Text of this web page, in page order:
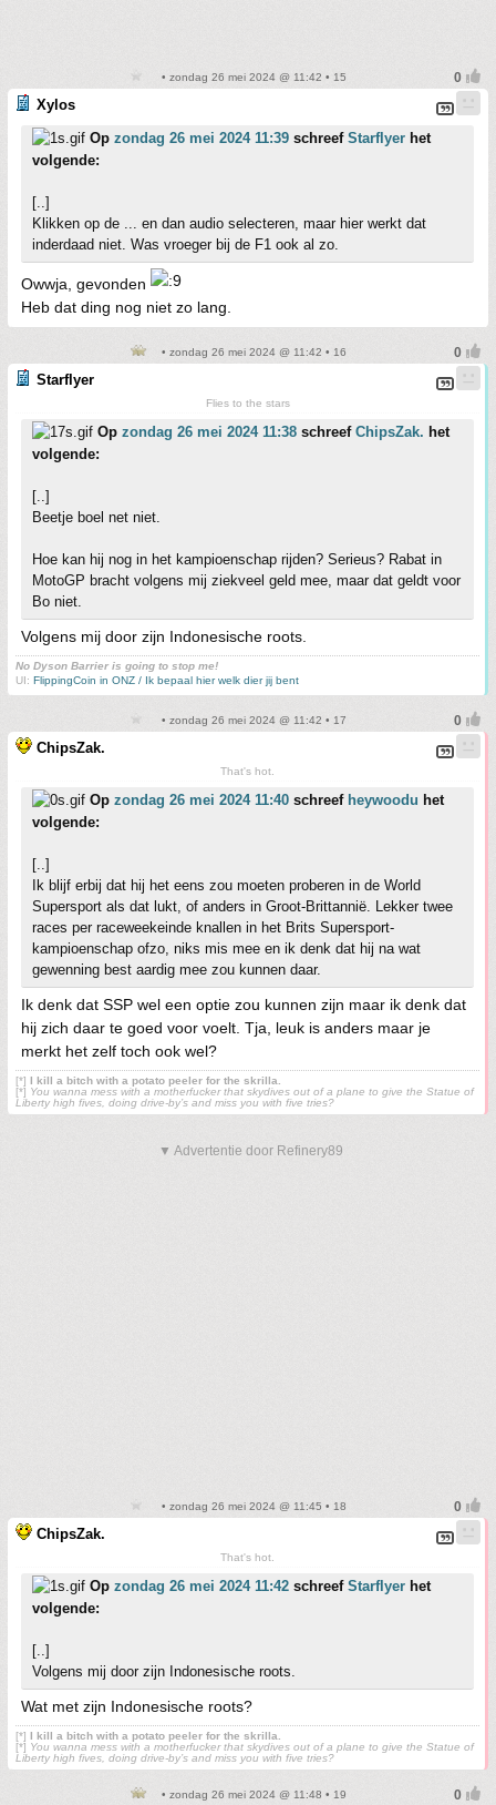
• zondag 26 mei 2024 @ 11:42 • 15
Xylos
Op zondag 26 mei 2024 11:39 schreef Starflyer het
volgende:
[..]
Klikken op de ... en dan audio selecteren, maar hier werkt dat
inderdaad niet. Was vroeger bij de F1 ook al zo.
Owwja, gevonden
Heb dat ding nog niet zo lang.
• zondag 26 mei 2024 @ 11:42 • 16
Starflyer
Flies to the stars
Op zondag 26 mei 2024 11:38 schreef ChipsZak. het
volgende:
[..]
Beetje boel net niet.
Hoe kan hij nog in het kampioenschap rijden? Serieus? Rabat in
MotoGP bracht volgens mij ziekveel geld mee, maar dat geldt voor
Bo niet.
Volgens mij door zijn Indonesische roots.
No Dyson Barrier is going to stop me!
UI: FlippingCoin in ONZ / Ik bepaal hier welk dier jij bent
• zondag 26 mei 2024 @ 11:42 • 17
ChipsZak.
That's hot.
Op zondag 26 mei 2024 11:40 schreef heywoodu het
volgende:
[..]
Ik blijf erbij dat hij het eens zou moeten proberen in de World
Supersport als dat lukt, of anders in Groot-Brittannië. Lekker twee
races per raceweekeinde knallen in het Brits Supersport-
kampioenschap ofzo, niks mis mee en ik denk dat hij na wat
gewenning best aardig mee zou kunnen daar.
Ik denk dat SSP wel een optie zou kunnen zijn maar ik denk dat
hij zich daar te goed voor voelt. Tja, leuk is anders maar je
merkt het zelf toch ook wel?
[*] I kill a bitch with a potato peeler for the skrilla.
[*] You wanna mess with a motherfucker that skydives out of a plane to give the Statue of
Liberty high fives, doing drive-by’s and miss you with five tries?
▼ Advertentie door Refinery89
• zondag 26 mei 2024 @ 11:45 • 18
ChipsZak.
That's hot.
Op zondag 26 mei 2024 11:42 schreef Starflyer het
volgende:
[..]
Volgens mij door zijn Indonesische roots.
Wat met zijn Indonesische roots?
[*] I kill a bitch with a potato peeler for the skrilla.
[*] You wanna mess with a motherfucker that skydives out of a plane to give the Statue of
Liberty high fives, doing drive-by’s and miss you with five tries?
• zondag 26 mei 2024 @ 11:48 • 19